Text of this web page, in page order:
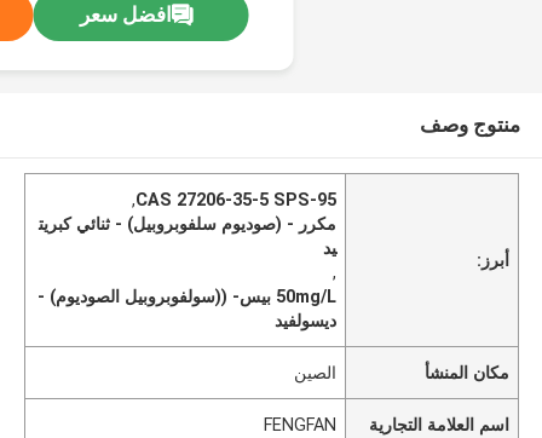
افضل سعر
منتوج وصف
أبرز:
CAS 27206-35-5 SPS-95
,
مكرر - (صوديوم سلفوبروبيل) - ثنائي كبريت
يد
,
50mg/L بيس- ((سولفوبروبيل الصوديوم) -
ديسولفيد
مكان المنشأ الصين
اسم العلامة التجارية FENGFAN